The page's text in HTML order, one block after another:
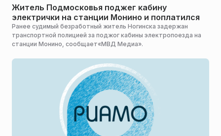
Житель Подмосковья поджег кабину
электрички на станции Монино и поплатился
Ранее судимый безработный житель Ногинска задержан
транспортной полицией за поджог кабины электропоезда на
станции Монино, сообщает«МВД Медиа».